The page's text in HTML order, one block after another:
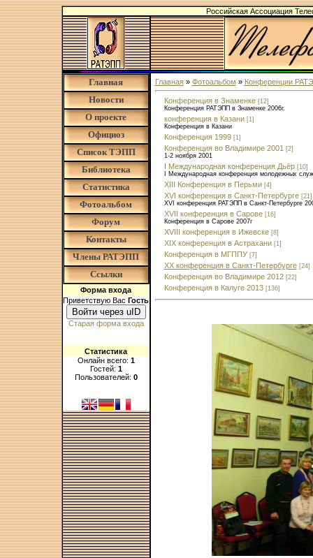
Российская Ассоциация
Главная
Новости
О проекте
Официоз
Список ТЭПП
Библиотека
Статистика
Фотоальбом
Форум
Контакты
Члены РАТЭПП
Ссылки
Форма входа
Приветствую Вас Гость
Войти через uID
Старая форма входа
Статистика
Онлайн всего: 1
Гостей: 1
Пользователей: 0
Главная» Фотоальбом » Конференции
Конференция в Знаменке [12]
Конференция РАТЭПП в Знаменке 2006г.
конференция в Казани [1]
Конференция в Казани
Конференция 1999 [1]
Конференция во Владимире 2001 [2]
1-2 ноября 2001
I Международная конференция Дьёр [10]
I Международная конференция молодежных
XIII Конференция в Перьми [4]
XVI конференция в Санкт-Петербурге [21]
XVI конференция РАТЭПП в Санкт-Петербурге
XVII конференция в Сарове [16]
Конференция в Сарове 2007г
XVIII конференция в Ижевске [8]
XIX конференция в Астрахани [1]
Конференция в МГППУ [7]
XX конференция в Санкт-Петербурге [24]
Конференция во Владимире 2012 [22]
Конференция в Калуге 2013 [136]